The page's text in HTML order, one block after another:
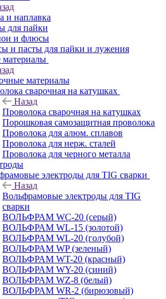
и наплавка
для пайки
и флюсы
и пасты для пайки и лужения
материалы
сварочная на катушках
Назад
Проволока сварочная на катушках
Порошковая самозащитная проволока
Проволока для алюм. сплавов
Проволока для нерж. сталей
Проволока для черного металла
электроды для TIG сварки
Назад
Вольфрамовые электроды для TIG
сварки
ВОЛЬФРАМ WC-20 (серый)
ВОЛЬФРАМ WL-15 (золотой)
ВОЛЬФРАМ WL-20 (голубой)
ВОЛЬФРАМ WP (зеленый)
ВОЛЬФРАМ WT-20 (красный)
ВОЛЬФРАМ WY-20 (синий)
ВОЛЬФРАМ WZ-8 (белый)
ВОЛЬФРАМ WR-2 (бирюзовый)